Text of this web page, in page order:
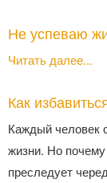
Не успеваю
Читать далее...
Как
Каждый человек
жизни. Но
преследует